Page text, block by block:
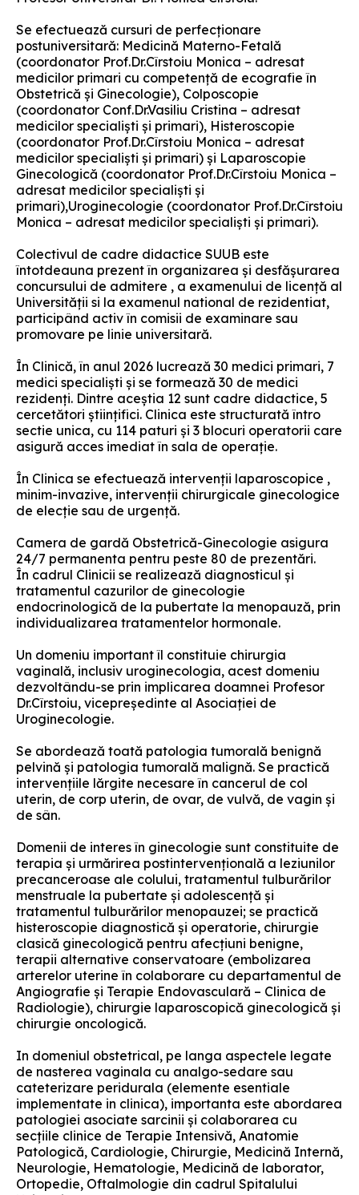
Se efectuează cursuri de perfecţionare
postuniversitară: Medicină Materno-Fetală
(coordonator Prof.Dr.Cîrstoiu Monica – adresat
medicilor primari cu competenţă de ecografie în
Obstetrică şi Ginecologie), Colposcopie
(coordonator Conf.Dr.Vasiliu Cristina – adresat
medicilor specialişti şi primari), Histeroscopie
(coordonator Prof.Dr.Cîrstoiu Monica – adresat
medicilor specialişti şi primari) și Laparoscopie
Ginecologică (coordonator Prof.Dr.Cîrstoiu Monica –
adresat medicilor specialişti şi
primari),Uroginecologie (coordonator Prof.Dr.Cîrstoiu
Monica – adresat medicilor specialişti şi primari).
Colectivul de cadre didactice SUUB este
întotdeauna prezent în organizarea și desfășurarea
concursului de admitere , a examenului de licență al
Universității si la examenul national de rezidentiat,
participând activ în comisii de examinare sau
promovare pe linie universitară.
În Clinică, în anul 2026 lucrează 30 medici primari, 7
medici specialişti și se formează 30 de medici
rezidenţi. Dintre aceştia 12 sunt cadre didactice, 5
cercetători ştiinţifici. Clinica este structurată întro
sectie unica, cu 114 paturi și 3 blocuri operatorii care
asigură acces imediat în sala de operaţie.
În Clinica se efectuează intervenţii laparoscopice ,
minim-invazive, intervenţii chirurgicale ginecologice
de elecţie sau de urgenţă.
Camera de gardă Obstetrică-Ginecologie asigura
24/7 permanenta pentru peste 80 de prezentări.
În cadrul Clinicii se realizează diagnosticul și
tratamentul cazurilor de ginecologie
endocrinologică de la pubertate la menopauză, prin
individualizarea tratamentelor hormonale.
Un domeniu important îl constituie chirurgia
vaginală, inclusiv uroginecologia, acest domeniu
dezvoltându-se prin implicarea doamnei Profesor
Dr.Cîrstoiu, vicepreşedinte al Asociaţiei de
Uroginecologie.
Se abordează toată patologia tumorală benignă
pelvină şi patologia tumorală malignă. Se practică
intervenţiile lărgite necesare în cancerul de col
uterin, de corp uterin, de ovar, de vulvă, de vagin şi
de sân.
Domenii de interes în ginecologie sunt constituite de
terapia şi urmărirea postintervenţională a leziunilor
precanceroase ale colului, tratamentul tulburărilor
menstruale la pubertate şi adolescenţă și
tratamentul tulburărilor menopauzei; se practică
histeroscopie diagnostică și operatorie, chirurgie
clasică ginecologică pentru afecţiuni benigne,
terapii alternative conservatoare (embolizarea
arterelor uterine în colaborare cu departamentul de
Angiografie şi Terapie Endovasculară – Clinica de
Radiologie), chirurgie laparoscopică ginecologică și
chirurgie oncologică.
In domeniul obstetrical, pe langa aspectele legate
de nasterea vaginala cu analgo-sedare sau
cateterizare peridurala (elemente esentiale
implementate in clinica), importanta este abordarea
patologiei asociate sarcinii şi colaborarea cu
secţiile clinice de Terapie Intensivă, Anatomie
Patologică, Cardiologie, Chirurgie, Medicină Internă,
Neurologie, Hematologie, Medicină de laborator,
Ortopedie, Oftalmologie din cadrul Spitalului